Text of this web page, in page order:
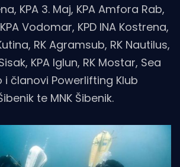
KPA 3. Maj, KPA Amfora Rab,
Vodomar, KPD INA Kostrena,
RK Agramsub, RK Nautilus,
KPA Iglun, RK Mostar, Sea
i članovi Powerlifting Klub
te MNK Šibenik.